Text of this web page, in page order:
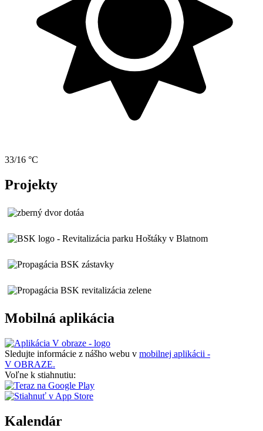
33/16 °C
Projekty
Mobilná aplikácia
Sledujte informácie z nášho webu v mobilnej aplikácii -
V OBRAZE.
Voľne k stiahnutiu:
Kalendár